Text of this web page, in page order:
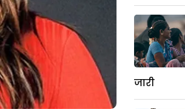
जारी